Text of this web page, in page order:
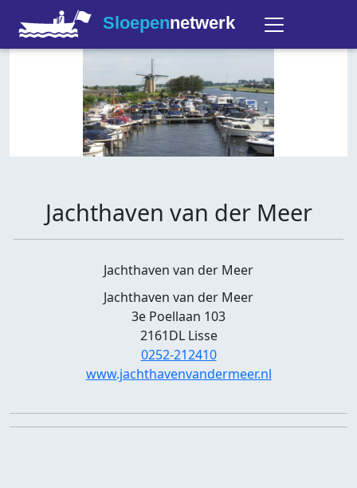
Sloepennetwerk
Jachthaven van der Meer
Jachthaven van der Meer
Jachthaven van der Meer
3e Poellaan 103
2161DL Lisse
0252-212410
www.jachthavenvandermeer.nl